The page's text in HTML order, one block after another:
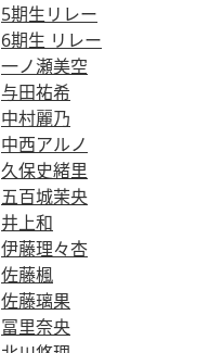
5期生リレー
6期生 リレー
一ノ瀬美空
与田祐希
中村麗乃
中西アルノ
久保史緒里
五百城茉央
井上和
伊藤理々杏
佐藤楓
佐藤璃果
冨里奈央